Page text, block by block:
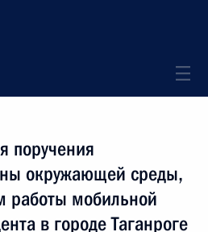
поручения
окружающей среды,
работы мобильной
в городе Таганроге